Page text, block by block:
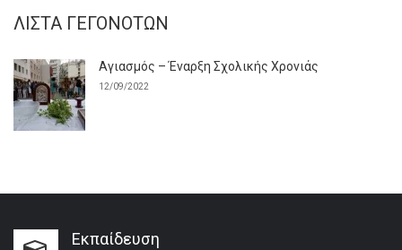
ΛΊΣΤΑ ΓΕΓΟΝΌΤΩΝ
Αγιασμός – Έναρξη Σχολικής Χρονιάς
12/09/2022
Εκπαίδευση